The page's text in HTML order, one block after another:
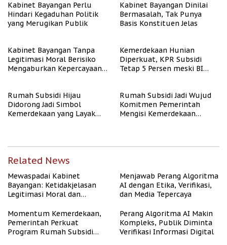
Kabinet Bayangan Perlu
Hindari Kegaduhan Politik
yang Merugikan Publik
Kabinet Bayangan Dinilai
Bermasalah, Tak Punya
Basis Konstituen Jelas
Kabinet Bayangan Tanpa
Legitimasi Moral Berisiko
Mengaburkan Kepercayaan
Kemerdekaan Hunian
Diperkuat, KPR Subsidi
Tetap 5 Persen meski BI
Rumah Subsidi Hijau
Didorong Jadi Simbol
Kemerdekaan yang Layak
Rumah Subsidi Jadi Wujud
Komitmen Pemerintah
Mengisi Kemerdekaan
Related News
Mewaspadai Kabinet
Bayangan: Ketidakjelasan
Legitimasi Moral dan
Menjawab Perang Algoritma
AI dengan Etika, Verifikasi,
dan Media Tepercaya
Momentum Kemerdekaan,
Pemerintah Perkuat
Program Rumah Subsidi
Perang Algoritma AI Makin
Kompleks, Publik Diminta
Verifikasi Informasi Digital